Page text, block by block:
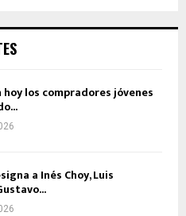
hoy los compradores jóvenes
a Inés Choy, Luis